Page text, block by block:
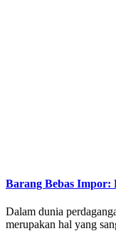
Barang Bebas Impor:
Dalam dunia
merupakan hal yang